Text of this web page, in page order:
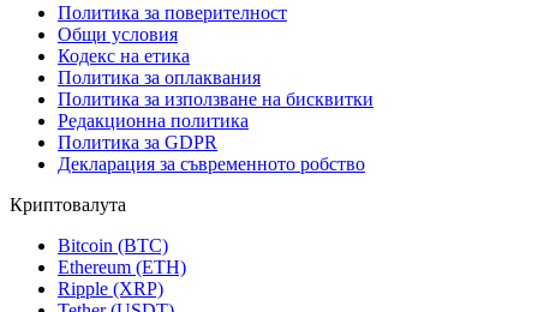
Политика за поверителност
Общи условия
Кодекс на етика
Политика за оплаквания
Политика за използване на бисквитки
Редакционна политика
Политика за GDPR
Декларация за съвременното робство
Криптовалута
Bitcoin (BTC)
Ethereum (ETH)
Ripple (XRP)